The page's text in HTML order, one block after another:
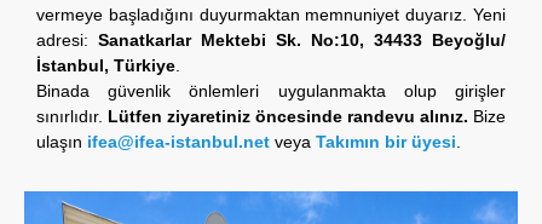
vermeye başladığını duyurmaktan memnuniyet duyarız. Yeni
adresi: Sanatkarlar Mektebi Sk. No:10, 34433 Beyoğlu/
İstanbul, Türkiye
Binada güvenlik önlemleri uygulanmakta olup girişler
sınırlıdır. Lütfen ziyaretiniz öncesinde randevu alınız. Bize
ulaşın ifea@ifea-istanbul.net veya Takımın bir üyesi